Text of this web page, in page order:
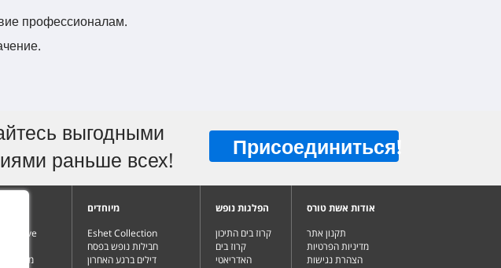
профессионалам.
выгодными
раньше всех!
Присоединиться!
מלונות
מיוחדים
Eshet Collection
חבילות נופש בפסח
דילים ברגע האחרון
הפלגות נופש
קרוז בים התיכון
קרוז בים
האדריאטי
אודות אשת טורס
תקנון אתר
מדיניות הפרטיות
הצהרת נגישות